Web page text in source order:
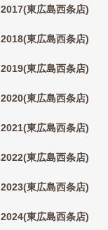
2017(東広島西条店)
2018(東広島西条店)
2019(東広島西条店)
2020(東広島西条店)
2021(東広島西条店)
2022(東広島西条店)
2023(東広島西条店)
2024(東広島西条店)